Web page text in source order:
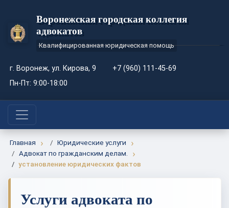
Воронежская городская коллегия
адвокатов
Квалифицированная юридическая помощь
г. Воронеж, ул. Кирова, 9
+7 (960) 111-45-69
Пн-Пт: 9:00-18:00
Главная
Юридические услуги
Адвокат по гражданским делам.
установление юридических фактов
Услуги адвоката по